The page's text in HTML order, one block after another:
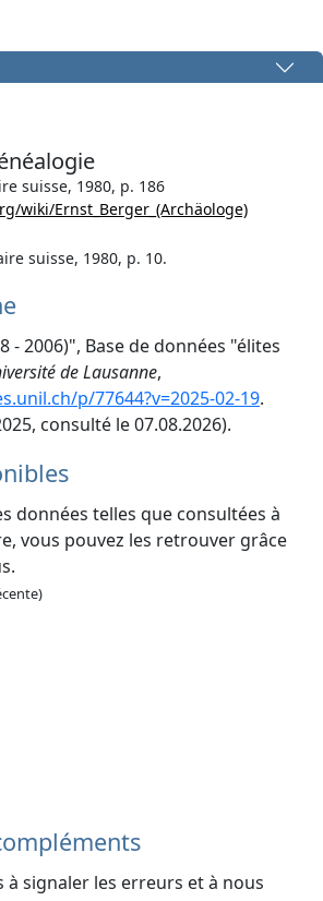
suisse, 1980, p. 186
wiki/Ernst_Berger_(Archäologe)
suisse, 1980, p. 10.
- 2006)", Base de données "élites
de Lausanne,
p/77644?v=2025-02-19.
consulté le 07.08.2026).
données telles que consultées à
vous pouvez les retrouver grâce
à signaler les erreurs et à nous